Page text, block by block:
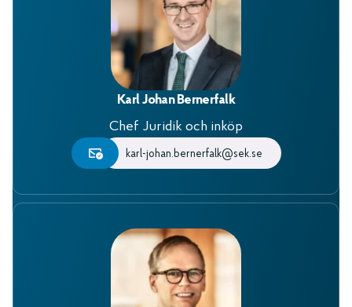
Karl Johan Bernerfalk
Chef Juridik och inköp
karl-johan.bernerfalk@sek.se